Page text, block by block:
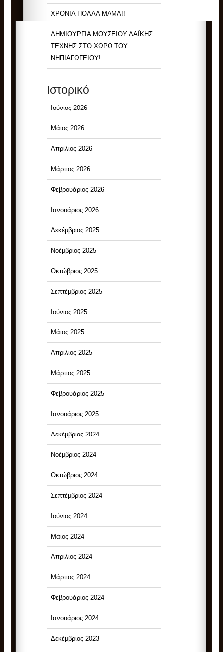
ΧΡΟΝΙΑ ΠΟΛΛΑ ΜΑΜΑ!!
ΔΗΜΙΟΥΡΓΙΑ ΜΟΥΣΕΙΟΥ ΛΑΪΚΗΣ
ΤΕΧΝΗΣ ΣΤΟ ΧΩΡΟ ΤΟΥ
ΝΗΠΙΑΓΩΓΕΙΟΥ!
Ιστορικό
Ιούνιος 2026
Μάιος 2026
Απρίλιος 2026
Μάρτιος 2026
Φεβρουάριος 2026
Ιανουάριος 2026
Δεκέμβριος 2025
Νοέμβριος 2025
Οκτώβριος 2025
Σεπτέμβριος 2025
Ιούνιος 2025
Μάιος 2025
Απρίλιος 2025
Μάρτιος 2025
Φεβρουάριος 2025
Ιανουάριος 2025
Δεκέμβριος 2024
Νοέμβριος 2024
Οκτώβριος 2024
Σεπτέμβριος 2024
Ιούνιος 2024
Μάιος 2024
Απρίλιος 2024
Μάρτιος 2024
Φεβρουάριος 2024
Ιανουάριος 2024
Δεκέμβριος 2023